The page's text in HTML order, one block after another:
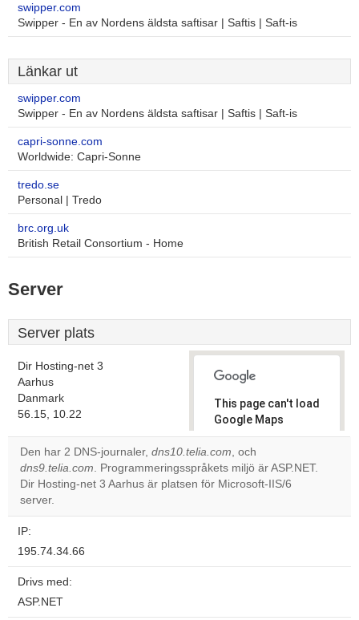
swipper.com
Swipper - En av Nordens äldsta saftisar | Saftis | Saft-is
Länkar ut
swipper.com
Swipper - En av Nordens äldsta saftisar | Saftis | Saft-is
capri-sonne.com
Worldwide: Capri-Sonne
tredo.se
Personal | Tredo
brc.org.uk
British Retail Consortium - Home
Server
Server plats
Dir Hosting-net 3
Aarhus
Danmark
56.15, 10.22
This page can't load
Google Maps
correctly.
Do you
own this
Den har 2 DNS-journaler, dns10.telia.com, och
dns9.telia.com. Programmeringsspråkets miljö är ASP.NET.
Dir Hosting-net 3 Aarhus är platsen för Microsoft-IIS/6
server.
IP:
195.74.34.66
Drivs med:
ASP.NET